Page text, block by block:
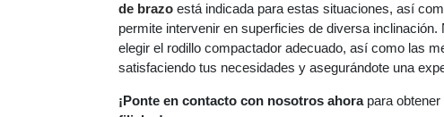
de brazo está indicada para estas situaciones, así
permite intervenir en superficies de diversa
elegir el rodillo compactador adecuado, así como las
satisfaciendo tus necesidades y asegurándote una
¡Ponte en contacto con nosotros ahorapara obtener